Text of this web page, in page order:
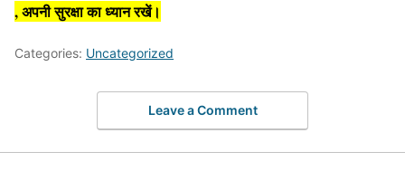
, अपनी सुरक्षा का ध्यान रखें।
Categories: Uncategorized
Leave a Comment